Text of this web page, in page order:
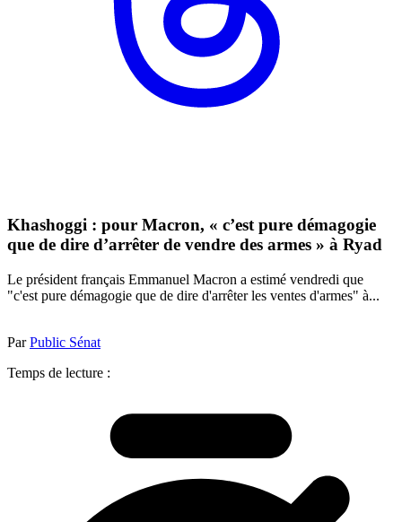
Khashoggi : pour Macron, « c’est pure démagogie
que de dire d’arrêter de vendre des armes » à Ryad
Le président français Emmanuel Macron a estimé vendredi que
"c'est pure démagogie que de dire d'arrêter les ventes d'armes" à...
ParPublic Sénat
Temps de lecture :